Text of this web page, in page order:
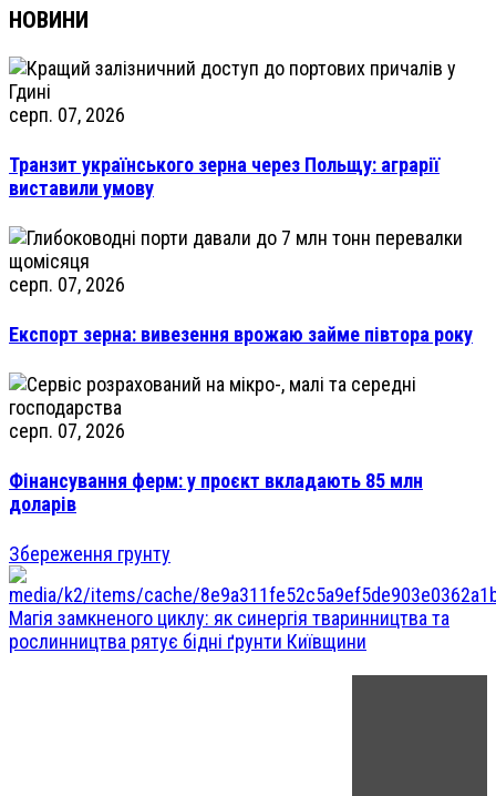
НОВИНИ
серп. 07, 2026
Транзит українського зерна через Польщу: аграрії
виставили умову
серп. 07, 2026
Експорт зерна: вивезення врожаю займе півтора року
серп. 07, 2026
Фінансування ферм: у проєкт вкладають 85 млн
доларів
Збереження грунту
Магія замкненого циклу: як синергія тваринництва та
рослинництва рятує бідні ґрунти Київщини